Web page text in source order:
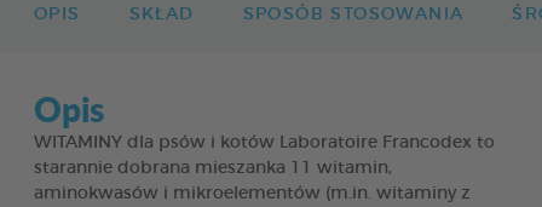
OPIS SKŁAD SPOSÓB STOSOWANIA
Opis
WITAMINY dla psów i kotów Laboratoire Francodex to
starannie dobrana mieszanka 11 witamin,
aminokwasów i mikroelementów (m.in. witaminy z